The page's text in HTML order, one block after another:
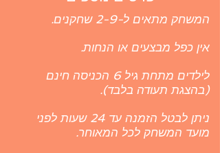
המשחק מתאים ל-2-9 שחקנים.
אין כפל מבצעים או הנחות.
לילדים מתחת גיל 6 הכניסה חינם
(בהצגת תעודה בלבד).
ניתן לבטל הזמנה עד 24 שעות לפני
מועד המשחק לכל המאוחר.